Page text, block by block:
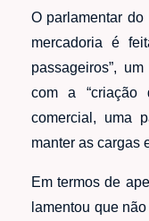
O parlamentar
mercadoria é
passageiros”,
com a “criação
comercial, uma
manter as cargas
Em termos de
lamentou que